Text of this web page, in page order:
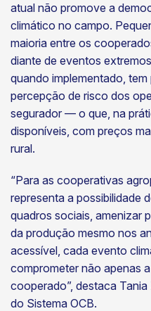
atual não promove a
climático no campo.
maioria entre os
diante de eventos
quando implementado,
percepção de risco dos
segurador — o que, na
disponíveis, com preços
rural.
“Para as cooperativas
representa a possibilidade
quadros sociais, amenizar
da produção mesmo nos
acessível, cada evento
comprometer não apenas
cooperado”, destaca
do Sistema OCB.